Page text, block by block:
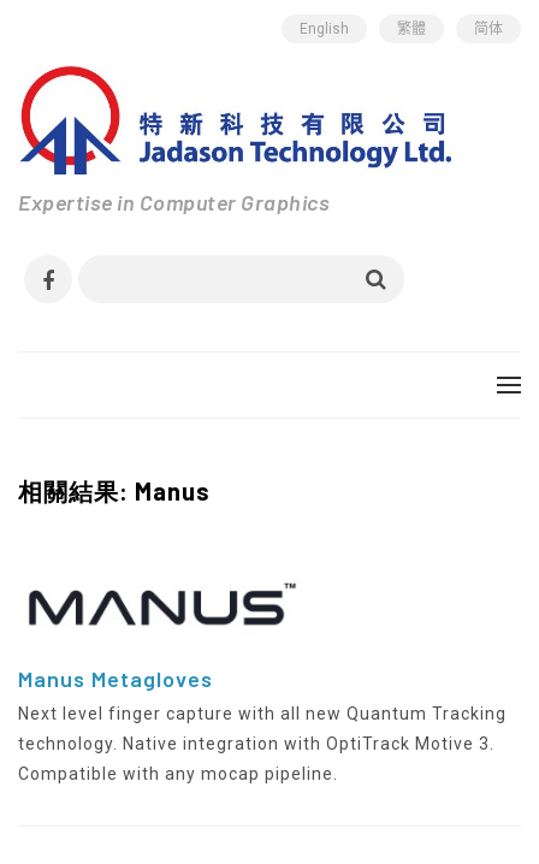
English 繁體 简体
Expertise in Computer Graphics
相關結果: Manus
Manus Metagloves
Next level finger capture with all new Quantum Tracking
technology. Native integration with OptiTrack Motive 3.
Compatible with any mocap pipeline.